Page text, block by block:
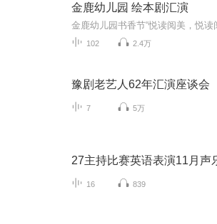
金鹿幼儿园 绘本剧汇演
金鹿幼儿园书香节“悦读阅美，悦读
102 2.4万
豫剧老艺人62年汇演座谈会
7 5万
27主持比赛英语表演11月声
16 839